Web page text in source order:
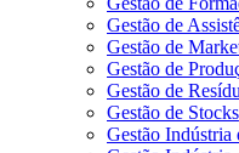
Gestão de
Gestão de
Gestão de
Gestão de
Gestão de Stocks
Gestão Indústria